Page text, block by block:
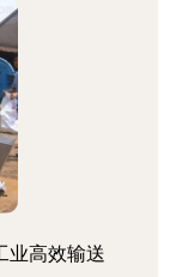
业高效输送